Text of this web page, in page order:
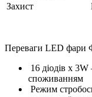
Захист
Переваги LED фари
16 діодів х
споживанням
Режим